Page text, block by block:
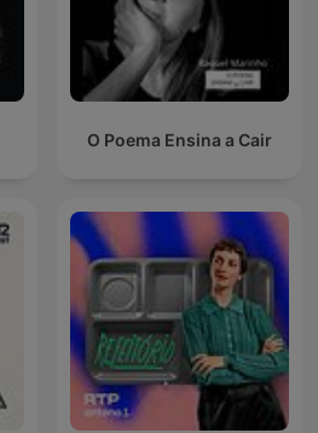
O Poema Ensina a Cair